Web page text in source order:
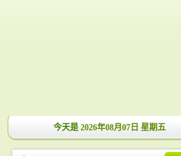
今天是2026年08月07日 星期五